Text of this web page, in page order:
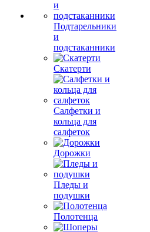
Подтарельники
и
подстаканники
Скатерти
Салфетки и
кольца для
салфеток
Дорожки
Пледы и
подушки
Полотенца